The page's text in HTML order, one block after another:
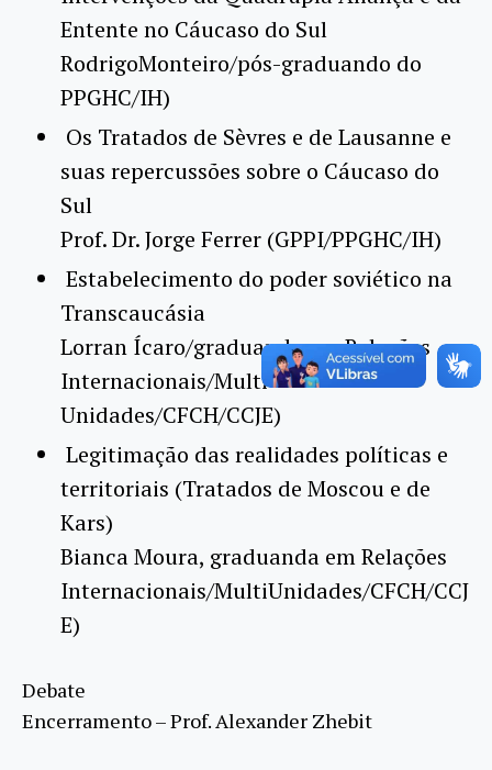
Entente no Cáucaso do Sul
RodrigoMonteiro/pós-graduando do
PPGHC/IH)
Os Tratados de Sèvres e de Lausanne e
suas repercussões sobre o Cáucaso do
Sul
Prof. Dr. Jorge Ferrer (GPPI/PPGHC/IH)
Estabelecimento do poder soviético na
Transcaucásia
Lorran Ícaro/graduando em Relações
Internacionais/Multi
Unidades/CFCH/CCJE)
Legitimação das realidades políticas e
territoriais (Tratados de Moscou e de
Kars)
Bianca Moura, graduanda em Relações
Internacionais/MultiUnidades/CFCH/CCJ
E)
Debate
Encerramento – Prof. Alexander Zhebit